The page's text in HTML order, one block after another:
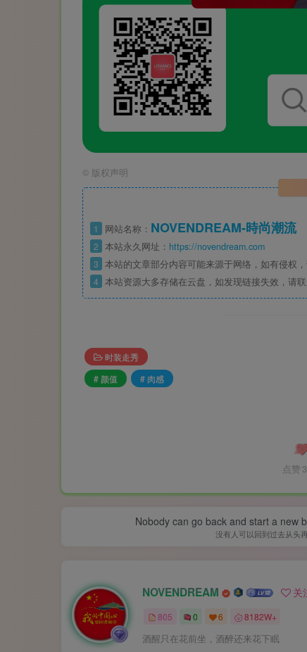
© 版权声明
1 网站名称： NOVENDREAM-時尚潮流
2 本站永久网址： https://novendream.com
3 本站的文章部分内容可能来源于网络，如有侵权，
4 本站资源大多存储在云盘，如发现链接失效，请
时装走秀
# 颜值
# 肉感
点赞
Nobody can go back and start a new
没有人可以回到过去从头
NOVENDREAM 关
805 0 6 8182W+
酒醒只在花前坐，酒醉还来花下眠